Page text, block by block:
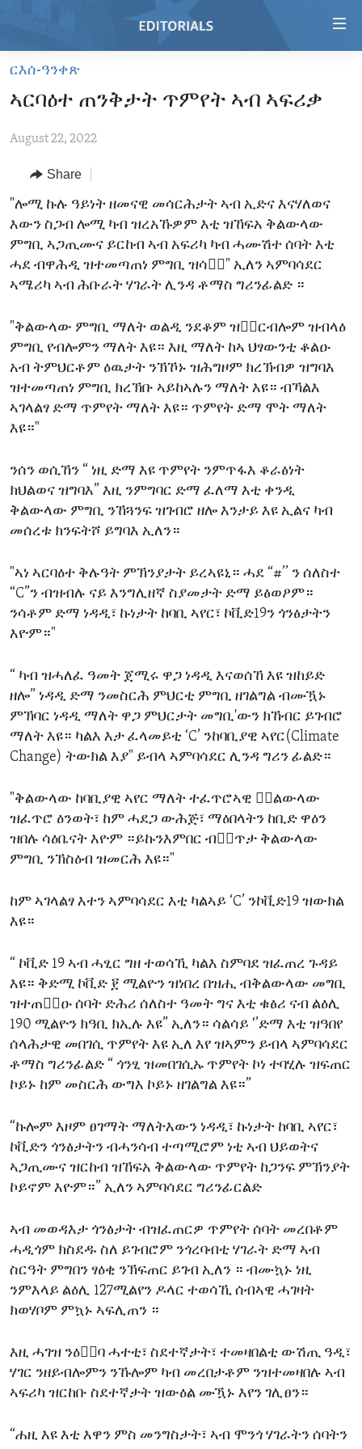
Skip
main
Skip
Navigation
Skip
to
Search
RADIO
REGIONS
AFRICA
AMERICAS
ASIA
EUROPE
TOPICS
HUMAN RIGHTS
SECURITY AND DEFENSE
AID AND DEVELOPMENT
DEMOCRACY AND GOVERNANCE
ECONOMY AND TRADE
IDEALS AND INSTITUTIONS
ARCHIVE
ABOUT US
ርእሰ-ዓንቀጽ
ኣርባዕተ ጠንቅታት ጥምየት ኣብ ኣፍሪቃ
August 22, 2022
Share
"ሎሚ ኩሉ ዓይነት ዘመናዊ መሳርሕታት ኣብ ኢድና እናሃለወና
እውን ስጋብ ሎሚ ካብ ዝረአኹዎም እቲ ዝኸፍአ ቅልውላው
ምግቢ ኣጋጢሙና ይርከብ ኣብ አፍሪካ ካብ ሓሙሽተ ሰባት እቲ
ሓደ ብዋሕዲ ዝተመጣጠነ ምግቢ ዝሳቀ፟" ኢለን ኣምባሳደር
ኣሜሪካ ኣብ ሕቡራት ሃገራት ሊንዳ ቶማስ ግሪንፊልድ ።
"ቅልውላው ምግቢ ማለት ወልዲ ንደቆም ዝቅ፟ርብሎም ዝብላዕ
ምግቢ የብሎምን ማለት እዩ። እዚ ማለት ከኣ ህፃውንቲ ቆልዑ
አብ ትምህርቶም ዕዉታት ንኽኾኑ ዝሕግዞም ክረኽብዎ ዝግባእ
ዝተመጣጠነ ምግቢ ክረኽቡ ኣይከኣሉን ማለት እዩ። ብኻልእ
ኣገላልፃ ድማ ጥምየት ማለት እዩ። ጥምየት ድማ ሞት ማለት
እዩ።"
ንሰን ወሲኸን “ ነዚ ድማ እዩ ጥምየት ንምጥፋእ ቆራፅነት
ክህልወና ዝግባእ” እዚ ንምግባር ድማ ፈለማ እቲ ቀንዲ
ቅልውላው ምግቢ ንኸጓንፍ ዝገብሮ ዘሎ እንታይ እዩ ኢልና ካብ
መሰረቱ ክንፍትሾ ይግባእ ኢለን።
"ኣነ ኣርባዕተ ቅሉዓት ምኽንያታት ይረኣዩኒ። ሓደ “#’’ ን ሰለስተ
“C”ን ብዝብሉ ናይ እንግሊዘኛ ስያመታት ድማ ይፅወዖም።
ንሳቶም ድማ ነዳዲ፣ ኩነታት ከባቢ ኣየር፣ ኮቪድ19ን ጎንፅታትን
እዮም።"
“ ካብ ዝሓለፈ ዓመት ጀሚሩ ዋጋ ነዳዲ እናወሰኸ እዩ ዝከይድ
ዘሎ” ነዳዲ ድማ ንመስርሕ ምህርቲ ምግቢ ዘገልግል ብሙዃኑ
ምኽባር ነዳዲ ማለት ዋጋ ምህርታት መግቢ'ውን ክኸብር ይገብሮ
ማለት እዩ። ካልእ እታ ፈላመይቲ ‘C’ ንከባቢያዊ ኣየር(Climate
Change) ትውክል እያ" ይብላ ኣምባሳደር ሊንዳ ግሪን ፊልድ።
"ቅልውላው ከባቢያዊ ኣየር ማለት ተፈጥሮኣዊ ቅ፟ልውላው
ዝፈጥሮ ዕንወት፣ ከም ሓደጋ ውሕጅ፣ ማዕበላትን ከቢድ ዋዕን
ዝበሉ ሳዕቤናት እዮም ።ይኩንእምበር ብቀ፟ጥታ ቅልውላው
ምግቢ ንኽስዕብ ዝመርሕ እዩ።"
ከም ኣገላልፃ እተን ኣምባሳደር እቲ ካልኣይ ‘C’ ንኮቪድ19 ዝውክል
እዩ።
“ ኮቪድ 19 ኣብ ሓፂር ግዘ ተወሳኺ ካልእ ስምባደ ዝፈጠረ ጉዳይ
እዩ። ቅድሚ ኮቪድ ፻ ሚልዮን ዝነበረ በዝሒ ብቅልውላው መግቢ
ዝተጠቅ፟ዑ ሰባት ድሕሪ ሰለስተ ዓመት ግና እቲ ቁፅሪ ናብ ልዕሊ
190 ሚልዮን ክዓቢ ክኢሉ እዩ” ኢለን። ሳልሳይ ‘’ድማ እቲ ዝዓበየ
ሰላሕታዊ መበገሲ ጥምየት እዩ ኢለ እየ ዝኣምን ይብላ ኣምባሳደር
ቶማስ ግሪንፊልድ “ ጎንፂ ዝመበገሲኡ ጥምየት ኮነ ተባሂሉ ዝፍጠር
ኮይኑ ከም መስርሕ ውግእ ኮይኑ ዘገልግል እዩ።”
“ኩሎም እዞም ፀገማት ማለትእውን ነዳዲ፣ ኩነታት ከባቢ ኣየር፣
ኮቪድን ጎንፅታትን ብሓንሳብ ተጣሚሮም ነቲ ኣብ ህይወትና
ኣጋጢሙና ዝርከብ ዝኸፍአ ቅልውላው ጥምየት ከጋንፍ ምኽንያት
ኮይኖም እዮም።” ኢለን ኣምባሳደር ግሪንፊርልድ
ኣብ መወዳእታ ጎንፅታት ብዝፈጠርዎ ጥምየት ሰባት መረበቶም
ሓዲጎም ክስደዱ ስለ ይገብሮም ንጎረባብቲ ሃገራት ድማ ኣብ
ስርዓት ምግበን ፃዕቂ ንኽፍጠር ይገብ ኢለን ። ብሙኳኑ ነዚ
ንምእላይ ልዕሊ 127ሚልየን ዶላር ተወሳኺ ሰብኣዊ ሓገዛት
ክወሃቦም ምኳኑ ኣፍሊጠን ።
እዚ ሓገዝ ንዕቁ፟ባ ሓተቲ፣ ስደተኛታት፣ ተመዛበልቲ ውሽጢ ዓዲ፣
ሃገር ንዘይብሎምን ንኹሎም ካብ መረበታቶም ንዝተመዛበሉ ኣብ
ኣፍሪካ ዝርከቡ ስደተኛታት ዝውዕል ሙዃኑ እየን ገሊፀን።
“ሐዚ እዩ እቲ እዋን ምስ መንግስታት፣ ኣብ ሞንጎ ሃገራትን ሰባትን